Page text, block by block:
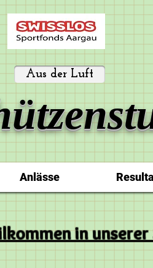
Aus der Luft
in
Anlässe